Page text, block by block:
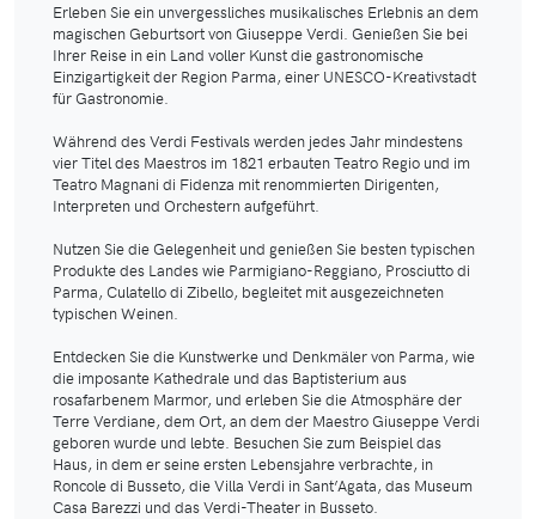
Erleben Sie ein unvergessliches musikalisches Erlebnis an dem
magischen Geburtsort von Giuseppe Verdi. Genießen Sie bei
Ihrer Reise in ein Land voller Kunst die gastronomische
Einzigartigkeit der Region Parma, einer UNESCO-Kreativstadt
für Gastronomie.
Während des Verdi Festivals werden jedes Jahr mindestens
vier Titel des Maestros im 1821 erbauten Teatro Regio und im
Teatro Magnani di Fidenza mit renommierten Dirigenten,
Interpreten und Orchestern aufgeführt.
Nutzen Sie die Gelegenheit und genießen Sie besten typischen
Produkte des Landes wie Parmigiano-Reggiano, Prosciutto di
Parma, Culatello di Zibello, begleitet mit ausgezeichneten
typischen Weinen.
Entdecken Sie die Kunstwerke und Denkmäler von Parma, wie
die imposante Kathedrale und das Baptisterium aus
rosafarbenem Marmor, und erleben Sie die Atmosphäre der
Terre Verdiane, dem Ort, an dem der Maestro Giuseppe Verdi
geboren wurde und lebte. Besuchen Sie zum Beispiel das
Haus, in dem er seine ersten Lebensjahre verbrachte, in
Roncole di Busseto, die Villa Verdi in Sant’Agata, das Museum
Casa Barezzi und das Verdi-Theater in Busseto.